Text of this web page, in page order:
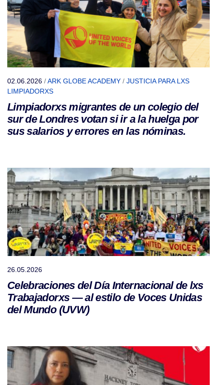
02.06.2026 /ARK GLOBE ACADEMY / JUSTICIA PARA LXS
LIMPIADORXS
Limpiadorxs migrantes de un colegio del
sur de Londres votan si ir a la huelga por
sus salarios y errores en las nóminas.
26.05.2026
Celebraciones del Día Internacional de lxs
Trabajadorxs — al estilo de Voces Unidas
del Mundo (UVW)